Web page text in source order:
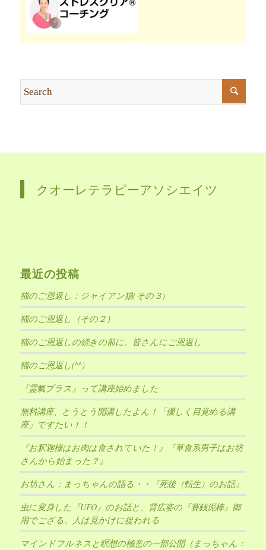
クオーレテラピーアソシエイツ
最近の投稿
猫のご恩返し：ジャイアン猫(その３)
猫のご恩返し（その２）
猫のご恩返しの続きの前に、皆さんにご恩返し
猫のご恩返し(^^)
『霊氣プラス』って講座始めました
無料講座、とうとう開講したよん！「優しく目覚める講
座」ですたい！！
『お釈迦様はお肉は食されていた！』『草食系男子はお坊
さんから始まった？』
お坊さん：まっちゃんの語る・・『死後（転生）のお話』
虫に変身した『UFO』のお話と、背広姿の『賽銭泥棒』御
用でござる。人は見かけに捉われる
マインドフルネスと瞑想の極意の一部公開（まっちゃん：